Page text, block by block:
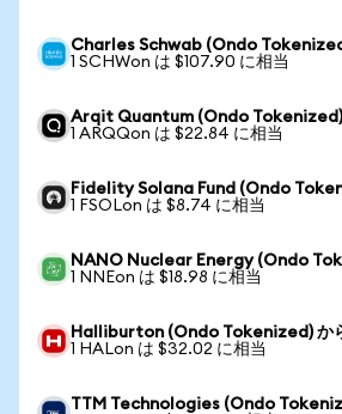
Charles Schwab (Ondo
1 SCHWon は $107.90 に相当
Arqit Quantum (Ondo Tokenized)
1 ARQQon は $22.84 に相当
Fidelity Solana Fund (Ondo
1 FSOLon は $8.74 に相当
NANO Nuclear Energy (Ondo
1 NNEon は $18.98 に相当
Halliburton (Ondo Tokenized) か
1 HALon は $32.02 に相当
TTM Technologies (Ondo